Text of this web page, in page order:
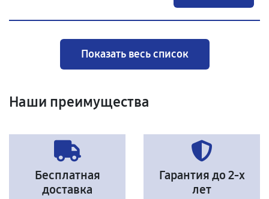
Показать весь список
Наши преимущества
Бесплатная
доставка
Гарантия до 2-х
лет